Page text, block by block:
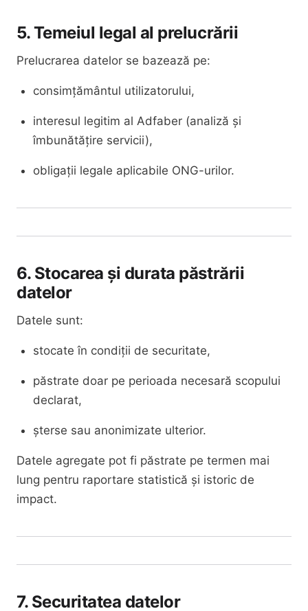
5. Temeiul legal al prelucrării
Prelucrarea datelor se bazează pe:
consimțământul utilizatorului,
interesul legitim al Adfaber (analiză și
îmbunătățire servicii),
obligații legale aplicabile ONG-urilor.
6. Stocarea și durata păstrării
datelor
Datele sunt:
stocate în condiții de securitate,
păstrate doar pe perioada necesară scopului
declarat,
șterse sau anonimizate ulterior.
Datele agregate pot fi păstrate pe termen mai
lung pentru raportare statistică și istoric de
impact.
7. Securitatea datelor